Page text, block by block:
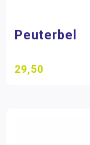
Peuterbel
29,50